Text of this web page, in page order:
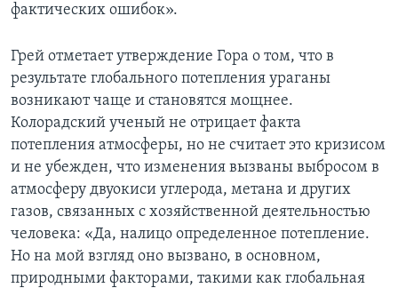
фактических ошибок».
Грей отметает утверждение Гора о том, что в
результате глобального потепления ураганы
возникают чаще и становятся мощнее.
Колорадский ученый не отрицает факта
потепления атмосферы, но не считает это кризисом
и не убежден, что изменения вызваны выбросом в
атмосферу двуокиси углерода, метана и других
газов, связанных с хозяйственной деятельностью
человека: «Да, налицо определенное потепление.
Но на мой взгляд оно вызвано, в основном,
природными факторами, такими как глобальная